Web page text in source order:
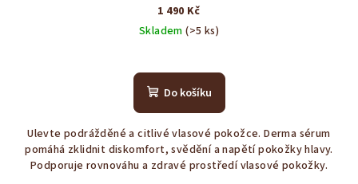
1 490 Kč
Skladem(>5 ks)
hodnocení
produktu
z
5
hvězdiček.
Do košíku
Ulevte podrážděné a citlivé vlasové pokožce. Derma sérum
pomáhá zklidnit diskomfort, svědění a napětí pokožky hlavy.
Podporuje rovnováhu a zdravé prostředí vlasové pokožky.